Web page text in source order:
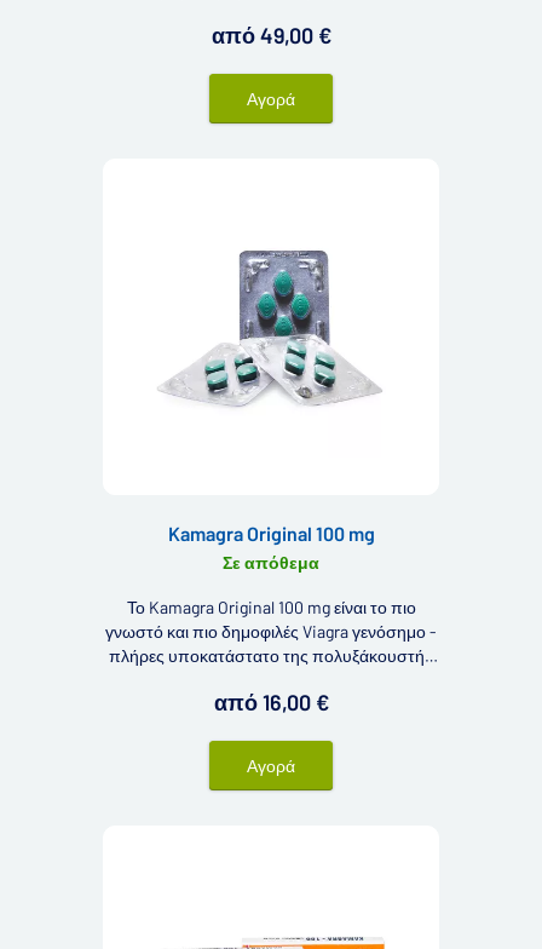
από 49,00 €
Αγορά
Kamagra Original 100 mg
Σε απόθεμα
Το Kamagra Original 100 mg είναι το πιο
γνωστό και πιο δημοφιλές Viagra γενόσημο -
πλήρες υποκατάστατο της πολυξάκουστής
σιλδεναφίλη και χρησιμοποιείται για την
από 16,00 €
Αγορά